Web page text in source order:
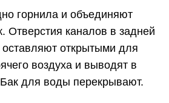
горнила и объединяют
Отверстия каналов в задней
оставляют открытыми для
воздуха и выводят в
для воды перекрывают.